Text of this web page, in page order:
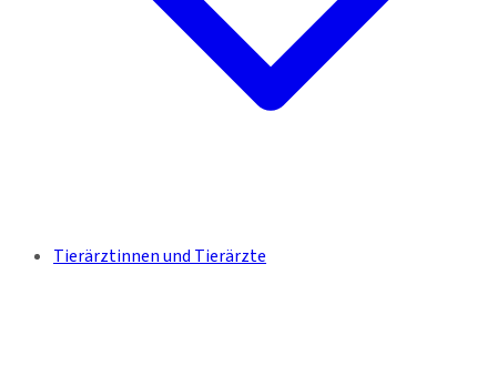
Tierärztinnen und Tierärzte